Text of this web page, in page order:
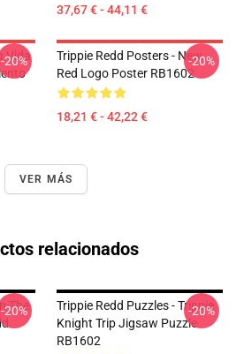
37,67 € - 44,11 €
Vida
-20%
Trippie Redd Posters - New
Red Logo Poster RB1602
18,21 € - 42,22 €
-20%
VER MÁS
relacionados
The
-20%
Trippie Redd Puzzles - Trippie
Knight Trip Jigsaw Puzzle
RB1602
-20%